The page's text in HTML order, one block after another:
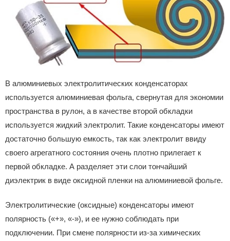
В алюминиевых электролитических конденсаторах
используется алюминиевая фольга, свернутая для экономии
пространства в рулон, а в качестве второй обкладки
используется жидкий электролит. Такие конденсаторы имеют
достаточно большую емкость, так как электролит ввиду
своего агрегатного состояния очень плотно прилегает к
первой обкладке. А разделяет эти слои тончайший
диэлектрик в виде оксидной пленки на алюминиевой фольге.
Электролитические (оксидные) конденсаторы имеют
полярность («+», «-»), и ее нужно соблюдать при
подключении. При смене полярности из-за химических